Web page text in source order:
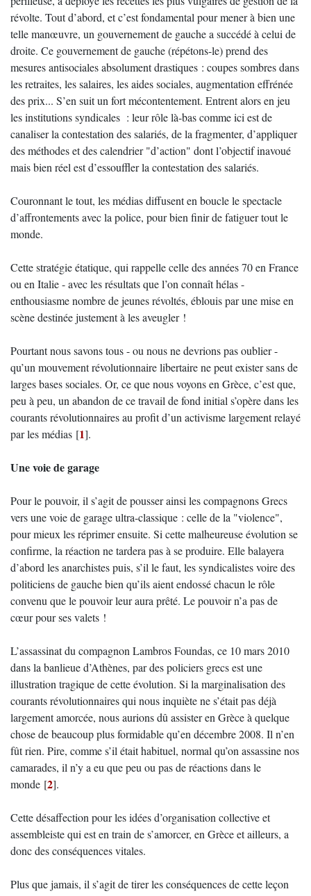
révolte. Tout d’abord, et c’est fondamental pour mener à bien une
telle manœuvre, un gouvernement de gauche a succédé à celui de
droite. Ce gouvernement de gauche (répétons-le) prend des
mesures antisociales absolument drastiques : coupes sombres dans
les retraites, les salaires, les aides sociales, augmentation effrénée
des prix... S’en suit un fort mécontentement. Entrent alors en jeu
les institutions syndicales : leur rôle là-bas comme ici est de
canaliser la contestation des salariés, de la fragmenter, d’appliquer
des méthodes et des calendrier "d’action" dont l’objectif inavoué
mais bien réel est d’essouffler la contestation des salariés.
Couronnant le tout, les médias diffusent en boucle le spectacle
d’affrontements avec la police, pour bien finir de fatiguer tout le
monde.
Cette stratégie étatique, qui rappelle celle des années 70 en France
ou en Italie - avec les résultats que l’on connaît hélas -
enthousiasme nombre de jeunes révoltés, éblouis par une mise en
scène destinée justement à les aveugler !
Pourtant nous savons tous - ou nous ne devrions pas oublier -
qu’un mouvement révolutionnaire libertaire ne peut exister sans de
larges bases sociales. Or, ce que nous voyons en Grèce, c’est que,
peu à peu, un abandon de ce travail de fond initial s’opère dans les
courants révolutionnaires au profit d’un activisme largement relayé
par les médias [1].
Une voie de garage
Pour le pouvoir, il s’agit de pousser ainsi les compagnons Grecs
vers une voie de garage ultra-classique : celle de la "violence",
pour mieux les réprimer ensuite. Si cette malheureuse évolution se
confirme, la réaction ne tardera pas à se produire. Elle balayera
d’abord les anarchistes puis, s’il le faut, les syndicalistes voire des
politiciens de gauche bien qu’ils aient endossé chacun le rôle
convenu que le pouvoir leur aura prêté. Le pouvoir n’a pas de
cœur pour ses valets !
L’assassinat du compagnon Lambros Foundas, ce 10 mars 2010
dans la banlieue d’Athènes, par des policiers grecs est une
illustration tragique de cette évolution. Si la marginalisation des
courants révolutionnaires qui nous inquiète ne s’était pas déjà
largement amorcée, nous aurions dû assister en Grèce à quelque
chose de beaucoup plus formidable qu’en décembre 2008. Il n’en
fût rien. Pire, comme s’il était habituel, normal qu’on assassine nos
camarades, il n’y a eu que peu ou pas de réactions dans le
monde [2].
Cette désaffection pour les idées d’organisation collective et
assembleiste qui est en train de s’amorcer, en Grèce et ailleurs, a
donc des conséquences vitales.
Plus que jamais, il s’agit de tirer les conséquences de cette leçon